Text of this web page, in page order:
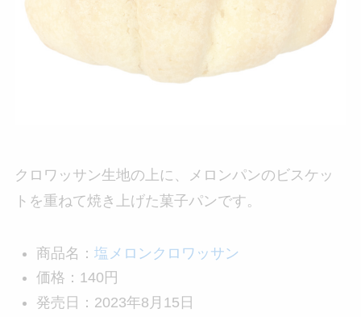
クロワッサン生地の上に、メロンパンのビスケッ
トを重ねて焼き上げた菓子パンです。
商品名： 塩メロンクロワッサン
価格：140円
発売日：2023年8月15日